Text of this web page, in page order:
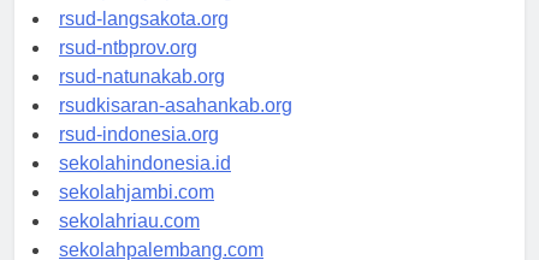
rsudtpi-kepriprov.org
rsud-langsakota.org
rsud-ntbprov.org
rsud-natunakab.org
rsudkisaran-asahankab.org
rsud-indonesia.org
sekolahindonesia.id
sekolahjambi.com
sekolahriau.com